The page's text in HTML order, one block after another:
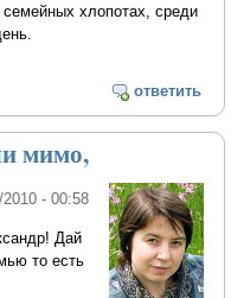
хлопотах, среди
ответить
мимо,
2010 - 00:58
Дай
то есть